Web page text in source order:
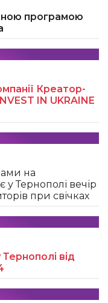
програмою
Креатор-
IN UKRAINE
на
у Тернополі вечір
при свічках
від